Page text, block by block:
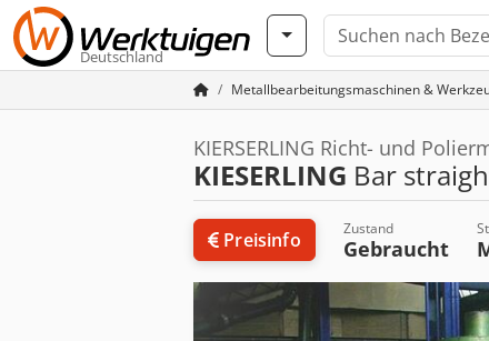
Deutschland
Metallbearbeitungsmaschinen &
KIERSERLING Richt- und
KIESERLING Bar
Preisinfo Zustand
Gebraucht